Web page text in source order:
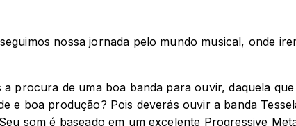
nossa jornada pelo mundo musical, onde
a procura de uma boa banda para ouvir, daquela
e boa produção? Pois deverás ouvir a banda
som é baseado em um excelente Progressive